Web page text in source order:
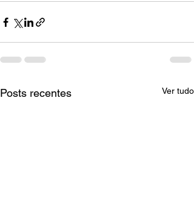
Posts recentes Ver tudo